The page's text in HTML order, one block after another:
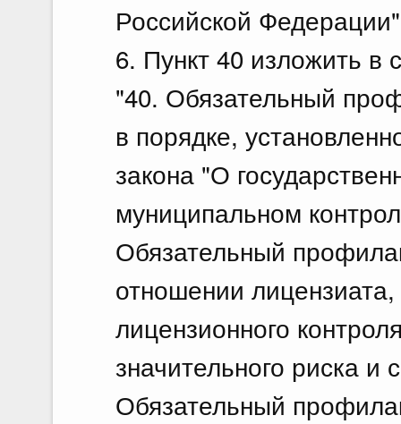
Российской
6. Пункт 40 изложить
"40. Обязательный
в порядке,
закона "О
муниципальном
Обязательный
отношении
лицензионного
значительного риска и
Обязательный